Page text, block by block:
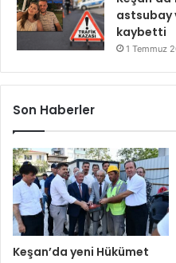
astsubay
kaybetti
1 Temmuz
Son Haberler
Keşan’da yeni Hükümet